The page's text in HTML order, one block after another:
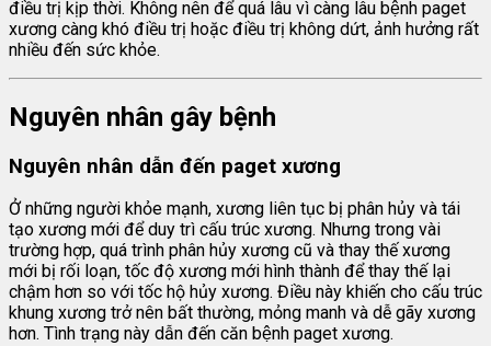
điều trị kịp thời. Không nên để quá lâu vì càng lâu bệnh paget
xương càng khó điều trị hoặc điều trị không dứt, ảnh hưởng rất
nhiều đến sức khỏe.
Nguyên nhân gây bệnh
Nguyên nhân dẫn đến paget xương
Ở những người khỏe mạnh, xương liên tục bị phân hủy và tái
tạo xương mới để duy trì cấu trúc xương. Nhưng trong vài
trường hợp, quá trình phân hủy xương cũ và thay thế xương
mới bị rối loạn, tốc độ xương mới hình thành để thay thế lại
chậm hơn so với tốc hộ hủy xương. Điều này khiến cho cấu trúc
khung xương trở nên bất thường, mỏng manh và dễ gãy xương
hơn. Tình trạng này dẫn đến căn bệnh paget xương.